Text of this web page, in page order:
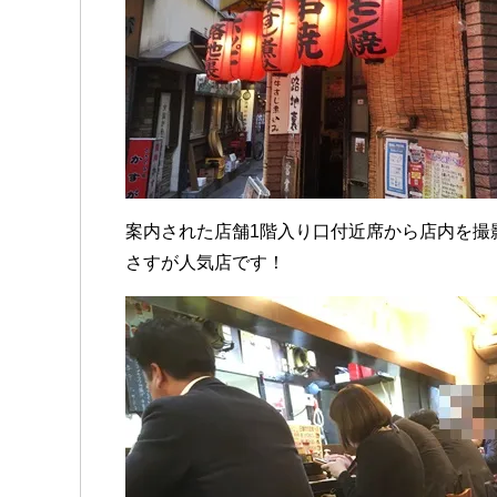
案内された店舗1階入り口付近席から店内を撮
さすが人気店です！